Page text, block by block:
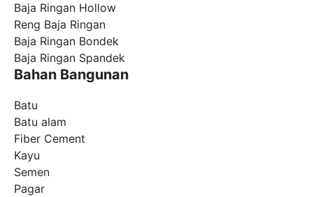
Baja Ringan Hollow
Reng Baja Ringan
Baja Ringan Bondek
Baja Ringan Spandek
Bahan Bangunan
Batu
Batu alam
Fiber Cement
Kayu
Semen
Pagar